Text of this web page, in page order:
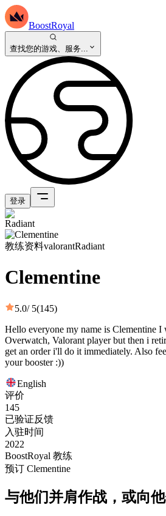
BoostRoyal
查找您的游戏、服务...
登录
教练资料valorantRadiant
Clementine
5.0/ 5(145)
Hello everyone my name is Clementine I
Overwatch, Valorant player but then i
get an order i'll do it immediately. Also
your booster :))
English
评价
145
已验证反馈
入驻时间
2022
BoostRoyal 教练
预订 Clementine
与他们并肩作战，或向他